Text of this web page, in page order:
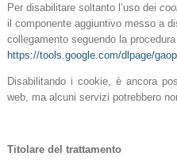
Per disabilitare soltanto l’uso dei
il componente aggiuntivo messo a
collegamento seguendo la procedura
https://tools.google.com/dlpage/
Disabilitando i cookie, è ancora
web, ma alcuni servizi potrebbero
Titolare del trattamento